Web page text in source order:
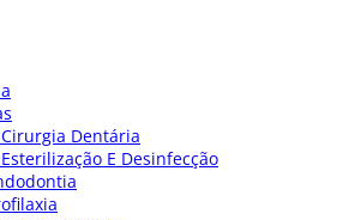
Dentária
E Desinfecção